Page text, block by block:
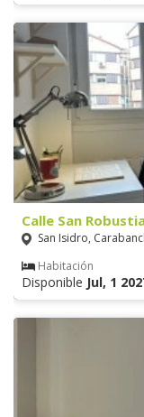
Calle San
San Isidro,
Habitación
Disponible Jul, 1